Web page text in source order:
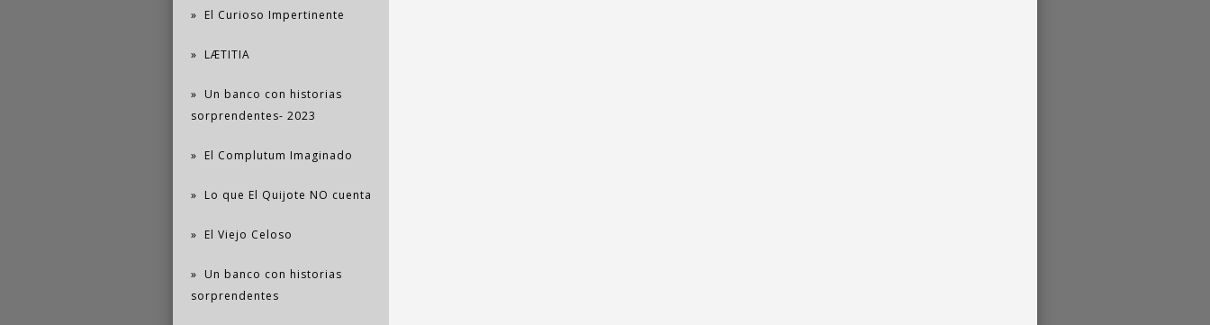
El Curioso Impertinente
LÆTITIA
Un banco con historias
sorprendentes- 2023
El Complutum Imaginado
Lo que El Quijote NO cuenta
El Viejo Celoso
Un banco con historias
sorprendentes